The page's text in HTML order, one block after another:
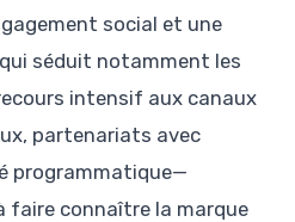
social et une
séduit notamment les
intensif aux canaux
partenariats avec
programmatique—
faire connaître la marque